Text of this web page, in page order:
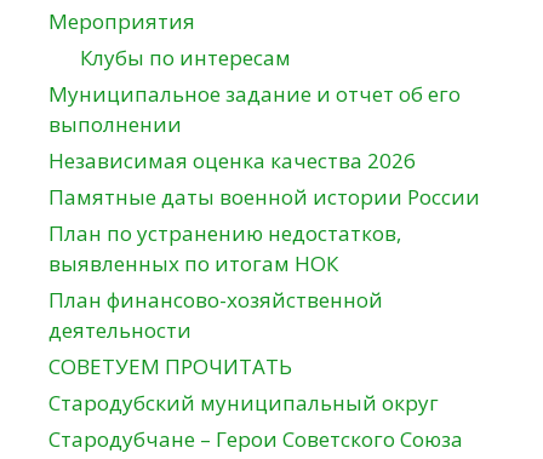
Мероприятия
Клубы по интересам
Муниципальное задание и отчет об его
выполнении
Независимая оценка качества 2026
Памятные даты военной истории России
План по устранению недостатков,
выявленных по итогам НОК
План финансово-хозяйственной
деятельности
СОВЕТУЕМ ПРОЧИТАТЬ
Стародубский муниципальный округ
Стародубчане – Герои Советского Союза